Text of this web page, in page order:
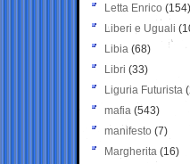
Letta Enrico (154)
Liberi e Uguali
Libia (68)
Libri (33)
Liguria Futurista
mafia (543)
manifesto (7)
Margherita (16)